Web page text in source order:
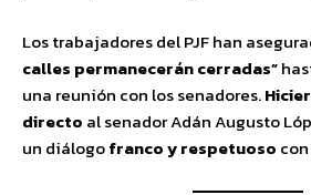
Los trabajadores del PJF han
calles permanecerán cerradas”
una reunión con los senadores.
directo al senador Adán Augusto
un diálogofranco y respetuoso